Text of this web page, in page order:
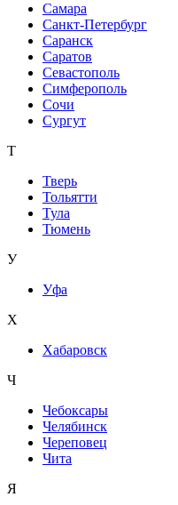
Самара
Санкт-Петербург
Саранск
Саратов
Севастополь
Симферополь
Сочи
Сургут
Т
Тверь
Тольятти
Тула
Тюмень
У
Уфа
Х
Хабаровск
Ч
Чебоксары
Челябинск
Череповец
Чита
Я